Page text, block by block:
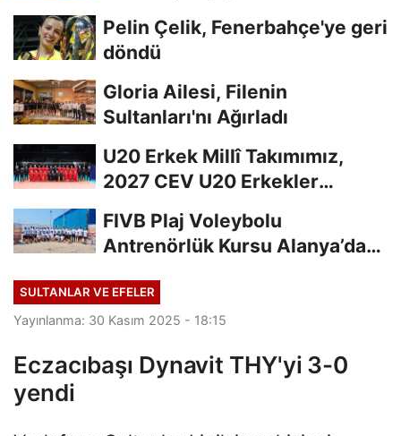
Pelin Çelik, Fenerbahçe'ye geri
döndü
Gloria Ailesi, Filenin
Sultanları'nı Ağırladı
U20 Erkek Millî Takımımız,
2027 CEV U20 Erkekler
FIVB Plaj Voleybolu
Antrenörlük Kursu Alanya’da
SULTANLAR VE EFELER
Yayınlanma: 30 Kasım 2025 - 18:15
Eczacıbaşı Dynavit THY'yi 3-0
yendi